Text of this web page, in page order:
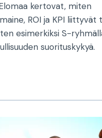
kertovat, miten
ROI ja KPI liittyvät
esimerkiksi S-
suorituskykyä.